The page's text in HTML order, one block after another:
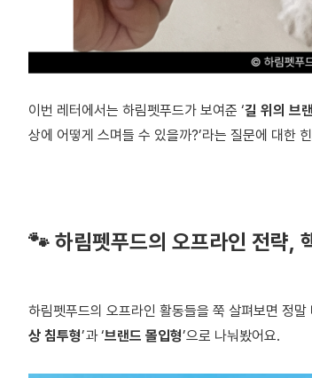
이번 레터에서는 하림펫푸드가 보여준 ‘길 위의 브
상에 어떻게 스며들 수 있을까?’라는 질문에 대한
🐾 하림펫푸드의 오프라인 전략,
하림펫푸드의 오프라인 활동들을 쭉 살펴보면 정
상 침투형’과 ‘브랜드 몰입형’으로 나눠봤어요.